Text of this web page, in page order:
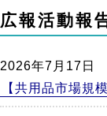
広報活動報
2026年7月17日
【共用品市場規